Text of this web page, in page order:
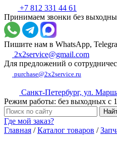
+7 812 331 44 61
Принимаем звонки без
Пишите нам в WhatsApp,
2x2service@gmail.com
Для предложений о
purchase@2x2service.ru
Санкт-Петербург, ул.
Режим работы: без выходных с
Где мой заказ?
Главная /Каталог товаров /